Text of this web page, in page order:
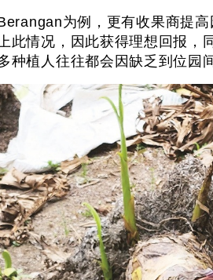
为例，更有收果商提
此情况，因此获得理想回报
植人往往都会因缺乏到位园